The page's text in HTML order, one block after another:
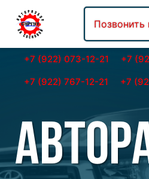
Позвонить
+7 (922) 073-12-21
+7
+7 (922) 767-12-21
+7